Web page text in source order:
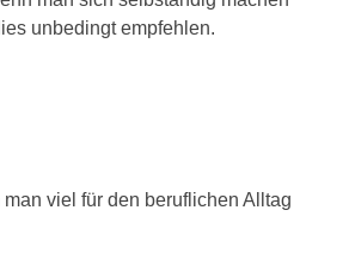
unbedingt empfehlen.
viel für den beruflichen Alltag